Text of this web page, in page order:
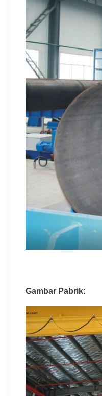
Gambar Pabrik: